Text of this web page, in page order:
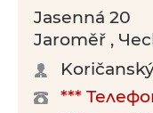
Jasenná 20
Jaroměř ,
***